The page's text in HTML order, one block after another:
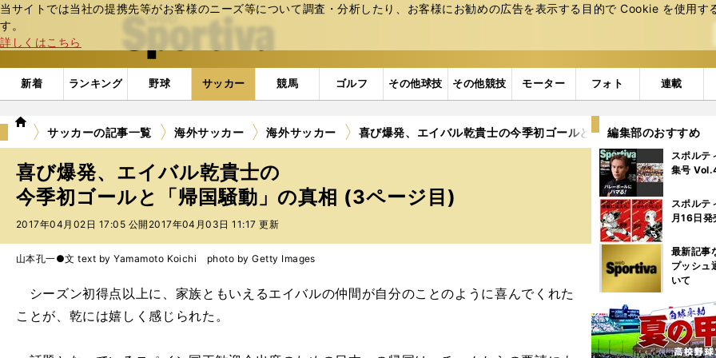
当サイトでは当社の提携先等がお客様のニーズ等について調査・分析したり、お客様にお勧めの広告を表⽰する⽬的で Cookie を使⽤す
す。
詳しくはこちら
web Sportiva (webスポルティーバ)
新着 ランキング 野球 サッカー 競馬 ゴルフ その他球技 その他競技 モーター フォト 連載
we
ポ
ル
テ
ィ
ー
バ
サッカーの記事一覧 海外サッカー 海外サッカー 喜び爆発、エイバル乾貴士の今季初ゴールと「帰国騒動」の真相
喜び爆発、エイバル乾貴士の
今季初ゴールと「帰国騒動」の真相 (3ページ目)
2017年04月02日 17:05 公開 2017年04月03日 11:17 更新
山本孔一●文 text by Yamamoto Koichi photo by Getty Images
シーズン初得点以上に、家族ともいえるエイバルの仲間が自分のことのように喜んでくれた
ことが、乾には嬉しく感じられた。
編集部のおすすめ
スポル
集号
スポル
月16日発
最新記
プッシュ
いて